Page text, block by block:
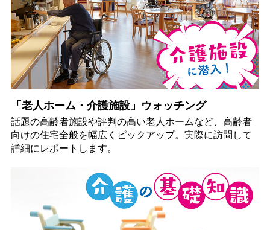
「老人ホーム・介護施設」ウォッチング
話題の高齢者施設や評判の高い老人ホームなど、高齢者
向けの住宅全般を幅広くピックアップ。実際に訪問して
詳細にレポートします。